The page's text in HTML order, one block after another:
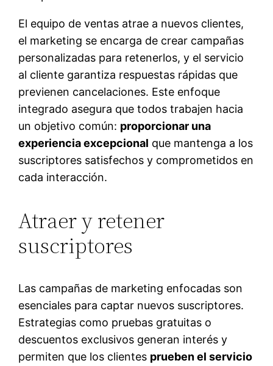
El equipo de ventas atrae a nuevos clientes,
el marketing se encarga de crear campañas
personalizadas para retenerlos, y el servicio
al cliente garantiza respuestas rápidas que
previenen cancelaciones. Este enfoque
integrado asegura que todos trabajen hacia
un objetivo común: proporcionar una
experiencia excepcional que mantenga a los
suscriptores satisfechos y comprometidos en
cada interacción.
Atraer y retener
suscriptores
Las campañas de marketing enfocadas son
esenciales para captar nuevos suscriptores.
Estrategias como pruebas gratuitas o
descuentos exclusivos generan interés y
permiten que los clientes prueben el servicio